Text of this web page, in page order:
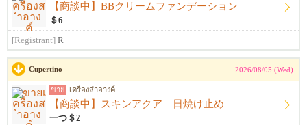
【商談中】BBクリームファンデーション
＄6
[Registrant] R
Cupertino 2026/08/05 (Wed)
ขาย เครื่องสำอางค์
【商談中】スキンアクア 日焼け止め
一つ＄2